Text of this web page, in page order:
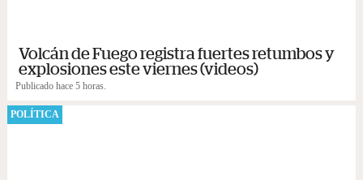
Volcán de Fuego registra fuertes retumbos y
explosiones este viernes (videos)
Publicado hace 5 horas.
POLÍTICA